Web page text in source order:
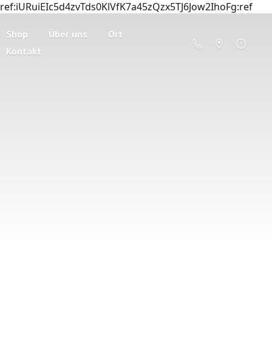
ref:iURuiEIc5d4zvTds0KlVfK7a45zQzx5TJ6Jow2IhoFg:ref
Shop Über uns
Ort
Kontakt